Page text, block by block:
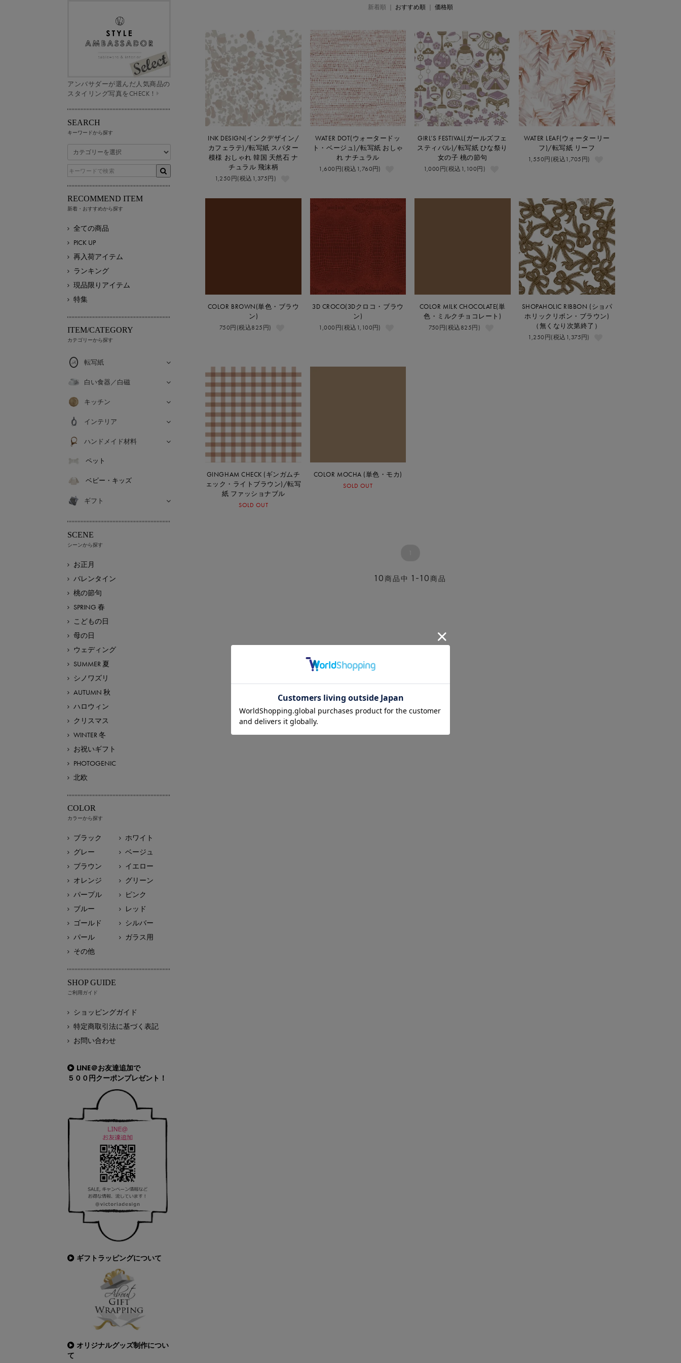
新着順 | おすすめ順| 価格順
INK DESIGN(インクデザイン/
カフェラテ)/転写紙 スパター
模様 おしゃれ 韓国 天然石 ナ
チュラル 飛沫柄
1,250円(税込1,375円)
WATER DOT(ウォータードッ
ト・ベージュ)/転写紙 おしゃ
れ ナチュラル
1,600円(税込1,760円)
GIRL’S FESTIVAL(ガールズフェ
スティバル)/転写紙 ひな祭り
女の子 桃の節句
1,000円(税込1,100円)
WATER LEAF(ウォーターリー
フ)/転写紙 リーフ
1,550円(税込1,705円)
COLOR BROWN(単色・ブラウ
ン)
750円(税込825円)
3D CROCO(3Dクロコ・ブラウ
ン)
1,000円(税込1,100円)
COLOR MILK CHOCOLATE(単
色・ミルクチョコレート)
750円(税込825円)
SHOPAHOLIC RIBBON (ショパ
ホリックリボン・ブラウン)
（無くなり次第終了）
1,250円(税込1,375円)
GINGHAM CHECK (ギンガムチ
ェック・ライトブラウン)/転写
紙 ファッショナブル
SOLD OUT
COLOR MOCHA (単色・モカ)
SOLD OUT
10商品中 1-10商品
アンバサダーが選んだ人気商品の
スタイリング写真をCHECK！
SEARCH
キーワードから探す
RECOMMEND ITEM
新着・おすすめから探す
全ての商品
PICK UP
再入荷アイテム
ランキング
現品限りアイテム
特集
ITEM/CATEGORY
カテゴリーから探す
転写紙
白い食器／白磁
キッチン
インテリア
ハンドメイド材料
ペット
ベビー・キッズ
ギフト
SCENE
シーンから探す
お正月
バレンタイン
桃の節句
SPRING 春
こどもの日
母の日
ウェディング
SUMMER 夏
シノワズリ
AUTUMN 秋
ハロウィン
クリスマス
WINTER 冬
お祝いギフト
PHOTOGENIC
北欧
COLOR
カラーから探す
ブラック
ホワイト
グレー
ベージュ
ブラウン
イエロー
オレンジ
グリーン
パープル
ピンク
ブルー
レッド
ゴールド
シルバー
パール
ガラス用
その他
SHOP GUIDE
ご利用ガイド
ショッピングガイド
特定商取引法に基づく表記
お問い合わせ
LINE＠お友達追加で
５００円クーポンプレゼント！
ギフトラッピングについて
オリジナルグッズ制作につい
て